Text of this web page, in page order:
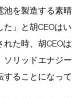
池を製造する素
」と胡CEOは
れた時、胡CEO
ソリッドエナジ
ることになって